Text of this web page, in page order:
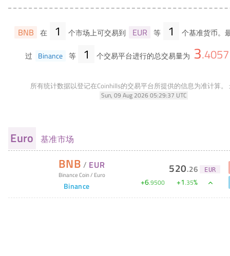
BNB 在 1 个市场上可交易到 EUR 等 1 个基准货币。
过 Binance 等 1 个交易平台进行的总交易量为 3.4057
所有统计数据以登记在Coinhills的交易平台所提供的信息为准计算。
Sun, 09 Aug 2026 05:29:37 UTC
Euro 基准市场
BNB / EUR
Binance Coin/ Euro
Binance
520.26 EUR
+6.9500 +1.35%